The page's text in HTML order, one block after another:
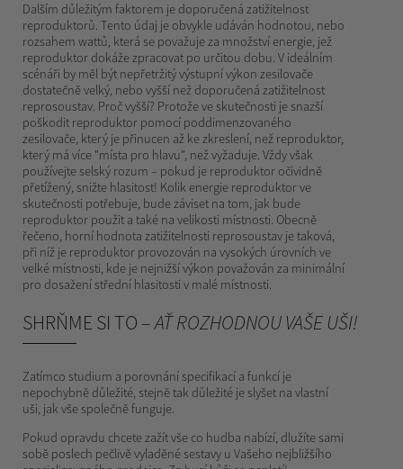
Dalším důležitým faktorem je doporučená zatižitelnost
reproduktorů. Tento údaj je obvykle udáván hodnotou, nebo
rozsahem wattů, která se považuje za množství energie, jež
reproduktor dokáže zpracovat po určitou dobu. V ideálním
scénáři by měl být nepřetržitý výstupní výkon zesilovače
dostatečně velký, nebo vyšší než doporučená zatižitelnost
reprosoustav. Proč vyšší? Protože ve skutečnosti je snazší
poškodit reproduktor pomocí poddimenzovaného
zesilovače, který je přinucen až ke zkreslení, než reproduktor,
který má více "místa pro hlavu", než vyžaduje. Vždy však
používejte selský rozum – pokud je reproduktor očividně
přetížený, snižte hlasitost! Kolik energie reproduktor ve
skutečnosti potřebuje, bude záviset na tom, jak bude
reproduktor použit a také na velikosti místnosti. Obecně
řečeno, horní hodnota zatižitelnosti reprosoustav je taková,
při níž je reproduktor provozován na vysokých úrovních ve
velké místnosti, kde je nejnižší výkon považován za minimální
pro dosažení střední hlasitosti v malé místnosti.
SHRŇME SI TO –AŤ ROZHODNOU VAŠE UŠI!
Zatímco studium a porovnání specifikací a funkcí je
nepochybně důležité, stejně tak důležité je slyšet na vlastní
uši, jak vše společně funguje.
Pokud opravdu chcete zažít vše co hudba nabízí, dlužíte sami
sobě poslech pečlivě vyladěné sestavy u Vašeho nejbližšího